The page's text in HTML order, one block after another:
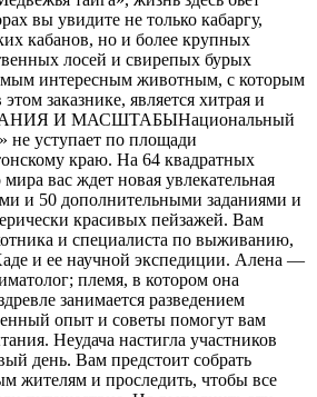
вы увидите не только кабаргу,
кабанов, но и более крупных
лосей и свирепых бурых
интересным животным, с которым
заказнике, является хитрая и
И МАСШТАБЫНациональный
не уступает по площади
краю. На 64 квадратных
вас ждет новая увлекательная
и 50 дополнительными заданиями и
красивых пейзажей. Вам
и специалиста по выживанию,
и ее научной экспедиции. Алена —
племя, в котором она
занимается разведением
опыт и советы помогут вам
Неудача настигла участников
день. Вам предстоит собрать
жителям и проследить, чтобы все